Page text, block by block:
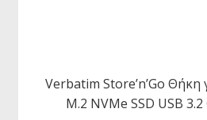
Verbatim Store’n’Go Θήκη
M.2 NVMe SSD USB